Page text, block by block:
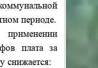
периоде.
плата за
снижается: